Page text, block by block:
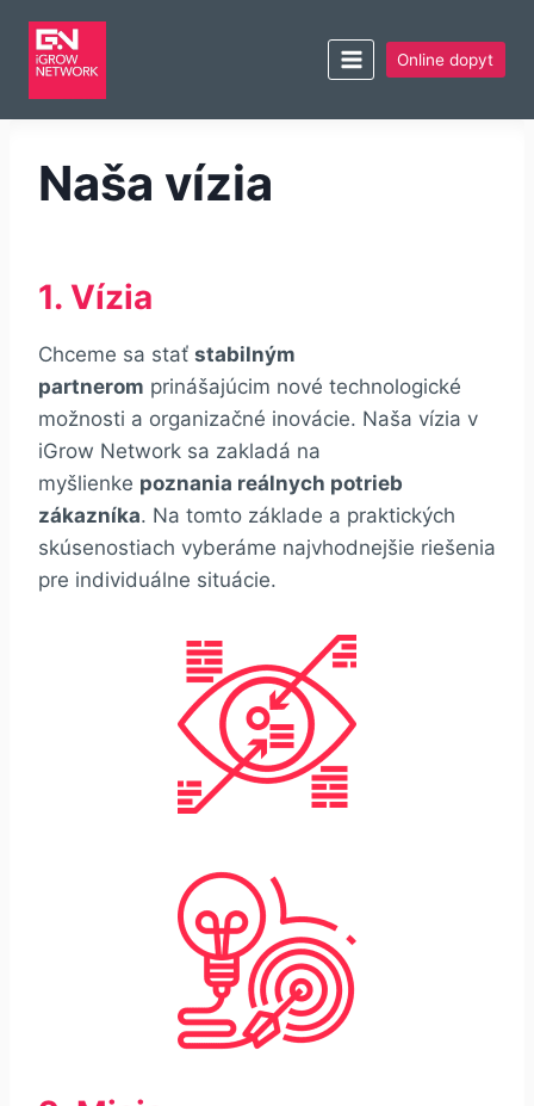
Online dopyt
Naša vízia
1. Vízia
Chceme sa stať stabilným
partnerom prinášajúcim nové technologické
možnosti a organizačné inovácie. Naša vízia v
iGrow Network sa zakladá na
myšlienke poznania reálnych potrieb
zákazníka. Na tomto základe a praktických
skúsenostiach vyberáme najvhodnejšie riešenia
pre individuálne situácie.